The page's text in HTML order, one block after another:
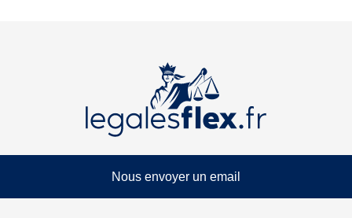
Nous envoyer un email